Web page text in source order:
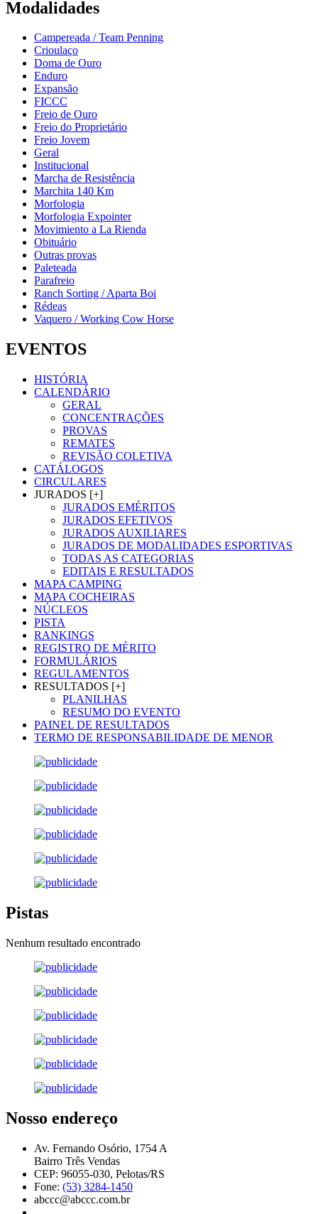
Modalidades
Campereada / Team Penning
Crioulaço
Doma de Ouro
Enduro
Expansão
FICCC
Freio de Ouro
Freio do Proprietário
Freio Jovem
Geral
Institucional
Marcha de Resistência
Marchita 140 Km
Morfologia
Morfologia Expointer
Movimiento a La Rienda
Obituário
Outras provas
Paleteada
Parafreio
Ranch Sorting / Aparta Boi
Rédeas
Vaquero / Working Cow Horse
EVENTOS
HISTÓRIA
CALENDÁRIO
GERAL
CONCENTRAÇÕES
PROVAS
REMATES
REVISÃO COLETIVA
CATÁLOGOS
CIRCULARES
JURADOS [+]
JURADOS EMÉRITOS
JURADOS EFETIVOS
JURADOS AUXILIARES
JURADOS DE MODALIDADES ESPORTIVAS
TODAS AS CATEGORIAS
EDITAIS E RESULTADOS
MAPA CAMPING
MAPA COCHEIRAS
NÚCLEOS
PISTA
RANKINGS
REGISTRO DE MÉRITO
FORMULÁRIOS
REGULAMENTOS
RESULTADOS [+]
PLANILHAS
RESUMO DO EVENTO
PAINEL DE RESULTADOS
TERMO DE RESPONSABILIDADE DE MENOR
Pistas
Nenhum resultado encontrado
Nosso endereço
Av. Fernando Osório, 1754 A
Bairro Três Vendas
CEP: 96055-030, Pelotas/RS
Fone: (53) 3284-1450
abccc@abccc.com.br